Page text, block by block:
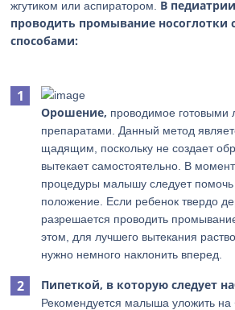
жгутиком или аспиратором. В
проводить промывание
способами:
Орошение, проводимое готовыми
препаратами. Данный метод
щадящим, поскольку не создает
вытекает самостоятельно. В
процедуры малышу следует помочь
положение. Если ребенок твердо
разрешается проводить
этом, для лучшего вытекания
нужно немного наклонить вперед.
Пипеткой, в которую следует
Рекомендуется малыша уложить на